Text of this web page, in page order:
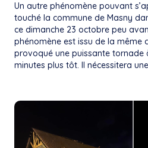
Un autre phénomène pouvant
touché la commune de Masny
ce dimanche 23 octobre peu
phénomène est issu de la même
provoqué une puissante tornade
minutes plus tôt. Il nécessitera